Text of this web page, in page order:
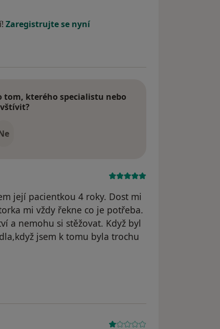
Pacient
Zaregistrujte se nyní
tom, kterého specialistu nebo
její pacientkou 4 roky. Dost mi
mi vždy řekne co je potřeba.
a nemohu si stěžovat. Když byl
jsem k tomu byla trochu